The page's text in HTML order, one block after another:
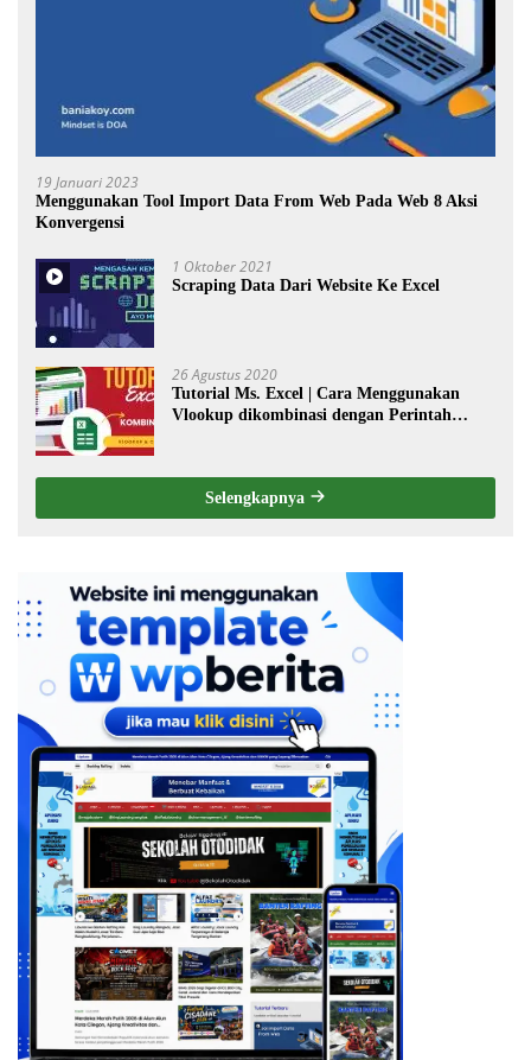
19 Januari 2023
Menggunakan Tool Import Data From Web Pada Web 8 Aksi
Konvergensi
1 Oktober 2021
Scraping Data Dari Website Ke Excel
26 Agustus 2020
Tutorial Ms. Excel | Cara Menggunakan
Vlookup dikombinasi dengan Perintah
Selengkapnya